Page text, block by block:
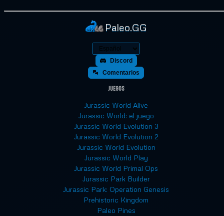
Paleo.GG
Discord
Comentarios
Juegos
Jurassic World Alive
Jurassic World: el juego
Jurassic World Evolution 3
Jurassic World Evolution 2
Jurassic World Evolution
Jurassic World Play
Jurassic World Primal Ops
Jurassic Park Builder
Jurassic Park: Operation Genesis
Prehistoric Kingdom
Paleo Pines